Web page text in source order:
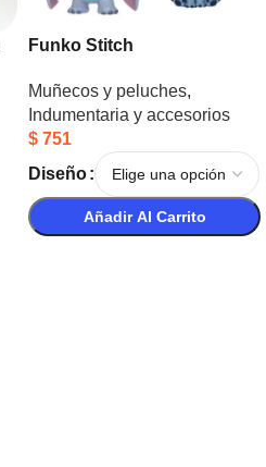
Funko Stitch
Muñecos y peluches,
Indumentaria y accesorios
$ 751
Diseño
Añadir Al Carrito